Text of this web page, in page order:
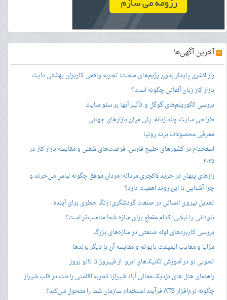
»آخرین آگهی‌ها
راز لاغری پایدار بدون رژیم‌های سخت؛ تجربه واقعی کاربران بهشتی دایت
بازار کار زبان آلمانی چگونه است؟
بررسی الگوریتم‌های گوگل و تأثیر آنها بر سئو سایت
طراحی سایت چند زبانه: پلی میان بازارهای جهانی
معرفی محصولات برند رونیا
استخدام در کشورهای خلیج فارس: فرصت‌های شغلی و مقایسه بازار کار در
۲۰۲۵
رازهای پنهان در خرید لاکچری مردانه؛ مردان موفق چگونه لباس می‌خرند و
چرا آشنایی با این روند اهمیت دارد؟
تعدیل نیروی انسانی در صنعت گردشگری؛ زنگ خطری برای آینده
ناودانی یا نبشی؛ کدام مقطع برای سازه شما مناسب‌تر است؟
بررسی کاربردهای لوله صنعتی در سازه‌های بزرگ
مزایا و معایب ایمپلنت بایوتم و مقایسه آن با دیگر برندها
تحولی نو در آموزش تکنیک‌های ابرو: از فیبروز تا نانو بروز
راهنمای هتل های نزدیک معالی آباد شیراز؛ تجربه اقامتی راحت در قلب شیراز
چگونه نرم‌افزار ATS فرآیند استخدام سازمان شما را متحول می‌کند؟